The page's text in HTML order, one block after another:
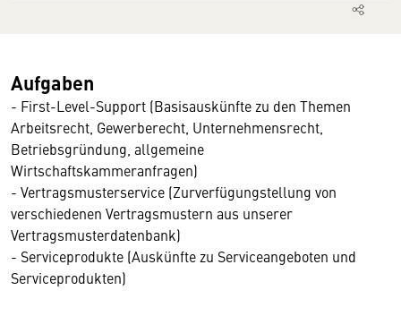
Aufgaben
- First-Level-Support (Basisauskünfte zu den Themen
Arbeitsrecht, Gewerberecht, Unternehmensrecht,
Betriebsgründung, allgemeine
Wirtschaftskammeranfragen)
- Vertragsmusterservice (Zurverfügungstellung von
verschiedenen Vertragsmustern aus unserer
Vertragsmusterdatenbank)
- Serviceprodukte (Auskünfte zu Serviceangeboten und
Serviceprodukten)